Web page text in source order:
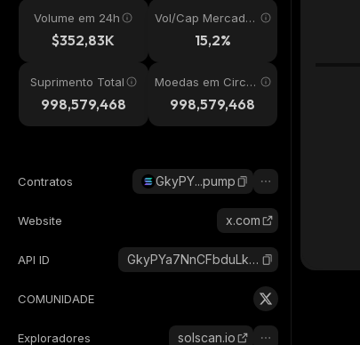
Volume em 24h
$352,83K
Vol/Cap Mercado
15,2%
Suprimento Total
998,579,468
Moedas em Circul
ação998,579,468
Contratos GkyPY...pump
Website x.com
API ID GkyPYa7NnCFbduLknCfBfP7p8564X1VZhwZYJ6CZpump_solana
COMUNIDADE
Exploradores solscan.io